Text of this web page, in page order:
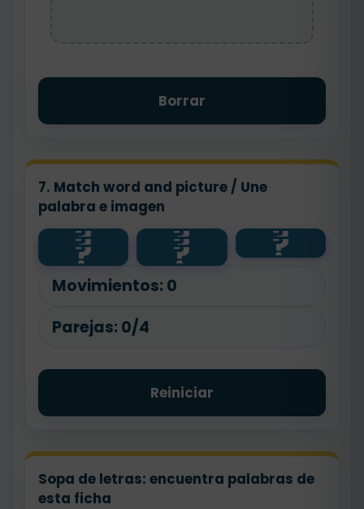
Borrar
7. Match word and picture / Une
palabra e imagen
?
sunny ?
☀️ ?
🌧️
?
windy ?
cloudy ?
rainy
?
☁️ ?
🌬️
Movimientos: 0
Parejas: 0/4
Reiniciar
Sopa de letras: encuentra palabras de
esta ficha